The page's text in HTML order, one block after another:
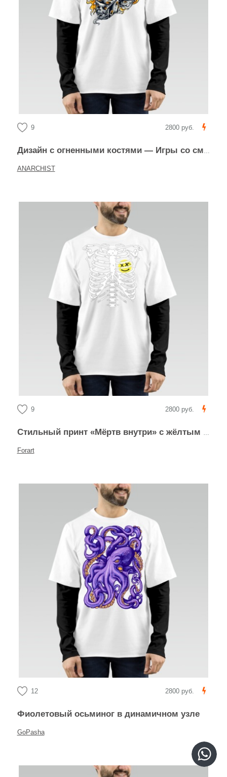
9 2800 руб.
Дизайн с огненными костями — Игры со смертью
ANARCHIST
9 2800 руб.
Стильный принт «Мёртв внутри» с жёлтым смайликом
Forart
12 2800 руб.
Фиолетовый осьминог в динамичном узле
GoPasha